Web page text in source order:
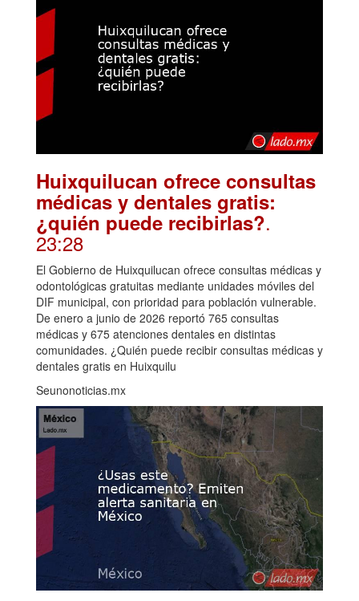
Huixquilucan ofrece consultas
médicas y dentales gratis:
¿quién puede recibirlas?.
23:28
El Gobierno de Huixquilucan ofrece consultas médicas y
odontológicas gratuitas mediante unidades móviles del
DIF municipal, con prioridad para población vulnerable.
De enero a junio de 2026 reportó 765 consultas
médicas y 675 atenciones dentales en distintas
comunidades. ¿Quién puede recibir consultas médicas y
dentales gratis en Huixquilu
Seunonoticias.mx